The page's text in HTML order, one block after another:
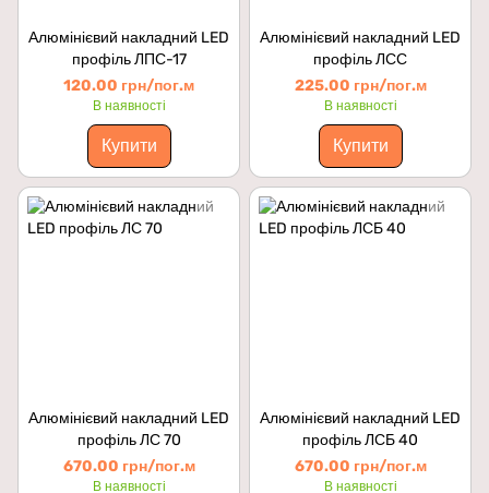
Алюмінієвий накладний LED
профіль ЛПС-17
120.00 грн/пог.м
В наявності
Купити
Алюмінієвий накладний LED
профіль ЛСС
225.00 грн/пог.м
В наявності
Купити
Алюмінієвий накладний LED
профіль ЛС 70
670.00 грн/пог.м
В наявності
Алюмінієвий накладний LED
профіль ЛСБ 40
670.00 грн/пог.м
В наявності